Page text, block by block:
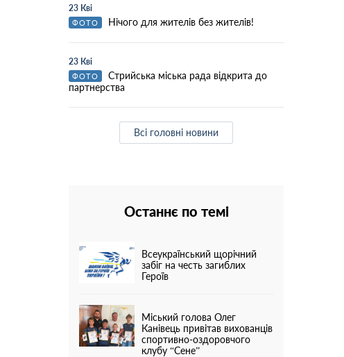
23 Кві
ФОТО Нічого для жителів без жителів!
23 Кві
ФОТО
Стрийська міська рада відкрита до
партнерства
Всі головні новини
Останнє по темі
Всеукраїнський щорічний
забіг на честь загиблих
Героїв
Міський голова Олег
Канівець привітав вихованців
спортивно-оздоровчого
клубу “Сене”